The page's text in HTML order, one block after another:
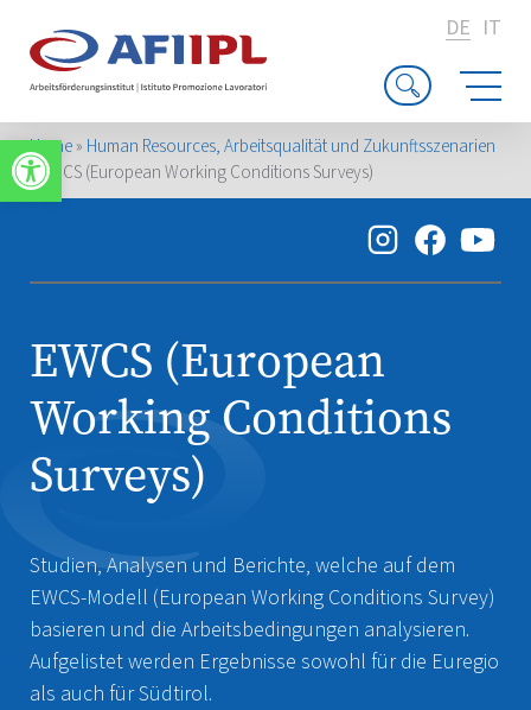
Werkzeugleiste öffnen
DE IT
Home» Human Resources, Arbeitsqualität und Zukunftsszenarien
»EWCS (European Working Conditions Surveys)
EWCS (European
Working Conditions
Surveys)
Studien, Analysen und Berichte, welche auf dem
EWCS-Modell (European Working Conditions Survey)
basieren und die Arbeitsbedingungen analysieren.
Aufgelistet werden Ergebnisse sowohl für die Euregio
als auch für Südtirol.